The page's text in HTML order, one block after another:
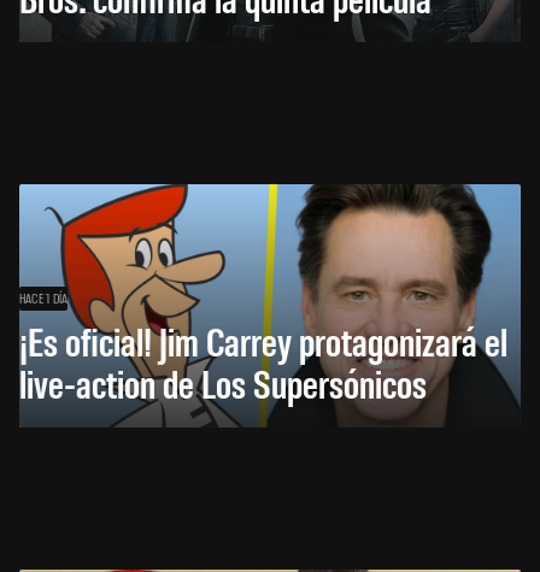
HACE 1 DÍA
¡Es oficial! Jim Carrey protagonizará el
live-action de Los Supersónicos